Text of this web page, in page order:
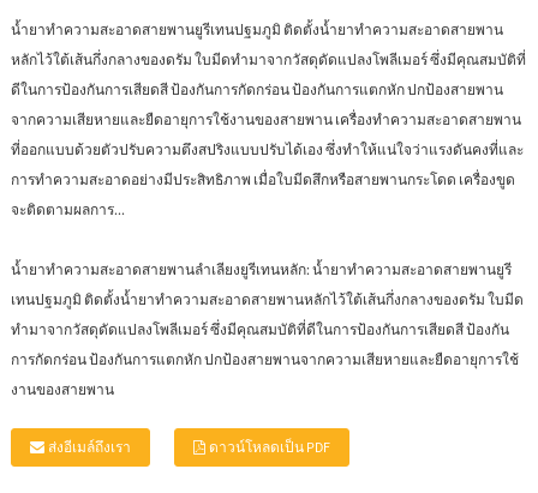
น้ำยาทำความสะอาดสายพานยูรีเทนปฐมภูมิ ติดตั้งน้ำยาทำความสะอาดสายพาน
หลักไว้ใต้เส้นกึ่งกลางของดรัม ใบมีดทำมาจากวัสดุดัดแปลงโพลีเมอร์ ซึ่งมีคุณสมบัติที่
ดีในการป้องกันการเสียดสี ป้องกันการกัดกร่อน ป้องกันการแตกหัก ปกป้องสายพาน
จากความเสียหายและยืดอายุการใช้งานของสายพาน เครื่องทำความสะอาดสายพาน
ที่ออกแบบด้วยตัวปรับความตึงสปริงแบบปรับได้เอง ซึ่งทำให้แน่ใจว่าแรงดันคงที่และ
การทำความสะอาดอย่างมีประสิทธิภาพ เมื่อใบมีดสึกหรือสายพานกระโดด เครื่องขูด
จะติดตามผลการ...
น้ำยาทำความสะอาดสายพานลำเลียงยูรีเทนหลัก: น้ำยาทำความสะอาดสายพานยูรี
เทนปฐมภูมิ ติดตั้งน้ำยาทำความสะอาดสายพานหลักไว้ใต้เส้นกึ่งกลางของดรัม ใบมีด
ทำมาจากวัสดุดัดแปลงโพลีเมอร์ ซึ่งมีคุณสมบัติที่ดีในการป้องกันการเสียดสี ป้องกัน
การกัดกร่อน ป้องกันการแตกหัก ปกป้องสายพานจากความเสียหายและยืดอายุการใช้
งานของสายพาน
ส่งอีเมล์ถึงเรา ดาวน์โหลดเป็น PDF